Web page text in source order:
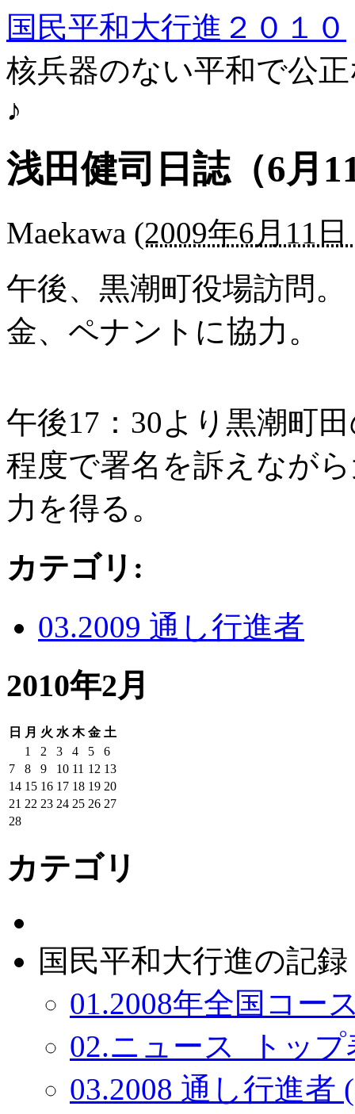
国民平和大行進２０１０
核兵器のない平和で公
♪
浅田健司日誌（6月
Maekawa (2009年6月11日
午後、黒潮町役場訪問
金、ペナントに協力。
午後17：30より黒潮町
程度で署名を訴えなが
力を得る。
カテゴリ :
03.2009 通し行進者
2010年2月
日 月 火 水 木 金 土
1
2 3 4 5
6
7
8 9 10 11 12 13
14 15 16 17 18 19 20
21 22 23 24 25 26 27
28
カテゴリ
国民平和大行進の記録
01.2008年全国コー
02.ニュース_トップ
03.2008 通し行進者